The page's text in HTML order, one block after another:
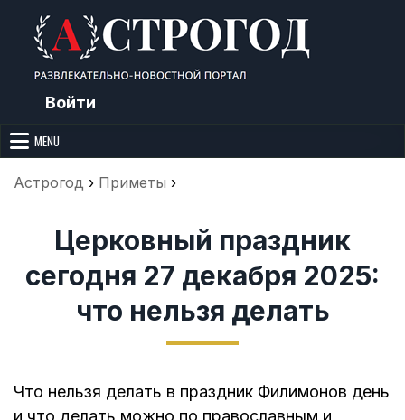
content
Войти
Астрогод: Праздники сегодня,
Лунный календарь, Приметы,
Что нельзя делать, Гороскопы и
Сонник
приметы, точный гороскоп и толкование снов. Читайте, что можно и
MENU
Астрогод › Приметы ›
Церковный праздник
сегодня 27 декабря 2025:
что нельзя делать
Что нельзя делать в праздник Филимонов день
и что делать можно по православным и